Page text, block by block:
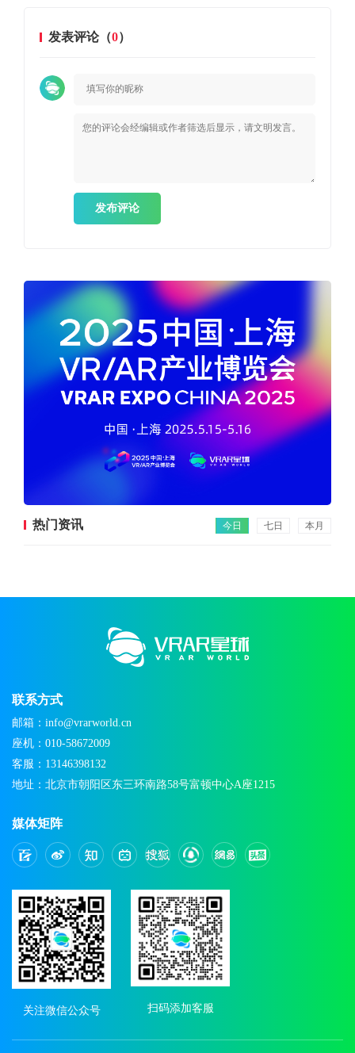
发表评论（0）
发布评论
热门资讯 今日 七日 本月
联系方式
邮箱：info@vrarworld.cn
座机：010-58672009
客服：13146398132
地址：北京市朝阳区东三环南路58号富顿中心A座1215
媒体矩阵
关注微信公众号 扫码添加客服